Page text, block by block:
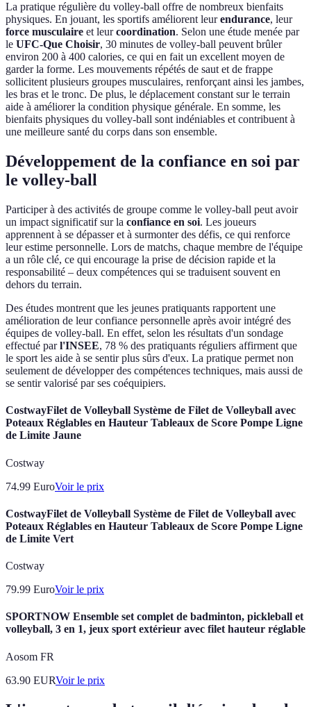
La pratique régulière du volley-ball offre de nombreux bienfaits
physiques. En jouant, les sportifs améliorent leurendurance, leur
force musculaire et leurcoordination. Selon une étude menée par
le UFC-Que Choisir, 30 minutes de volley-ball peuvent brûler
environ 200 à 400 calories, ce qui en fait un excellent moyen de
garder la forme. Les mouvements répétés de saut et de frappe
sollicitent plusieurs groupes musculaires, renforçant ainsi les jambes,
les bras et le tronc. De plus, le déplacement constant sur le terrain
aide à améliorer la condition physique générale. En somme, les
bienfaits physiques du volley-ball sont indéniables et contribuent à
une meilleure santé du corps dans son ensemble.
Développement de la confiance en soi par
le volley-ball
Participer à des activités de groupe comme le volley-ball peut avoir
un impact significatif sur la confiance en soi. Les joueurs
apprennent à se dépasser et à surmonter des défis, ce qui renforce
leur estime personnelle. Lors de matchs, chaque membre de l'équipe
a un rôle clé, ce qui encourage la prise de décision rapide et la
responsabilité – deux compétences qui se traduisent souvent en
dehors du terrain.
Des études montrent que les jeunes pratiquants rapportent une
amélioration de leur confiance personnelle après avoir intégré des
équipes de volley-ball. En effet, selon les résultats d'un sondage
effectué parl'INSEE, 78 % des pratiquants réguliers affirment que
le sport les aide à se sentir plus sûrs d'eux. La pratique permet non
seulement de développer des compétences techniques, mais aussi de
se sentir valorisé par ses coéquipiers.
CostwayFilet de Volleyball Système de Filet de Volleyball avec
Poteaux Réglables en Hauteur Tableaux de Score Pompe Ligne
de Limite Jaune
Costway
74.99 EuroVoir le prix
CostwayFilet de Volleyball Système de Filet de Volleyball avec
Poteaux Réglables en Hauteur Tableaux de Score Pompe Ligne
de Limite Vert
Costway
79.99 EuroVoir le prix
SPORTNOW Ensemble set complet de badminton, pickleball et
volleyball, 3 en 1, jeux sport extérieur avec filet hauteur réglable
Aosom FR
63.90 EURVoir le prix